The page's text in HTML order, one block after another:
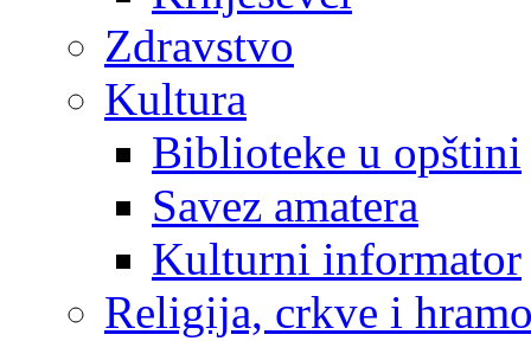
Zdravstvo
Kultura
Biblioteke u opštini
Savez amatera
Kulturni informator
Religija, crkve i